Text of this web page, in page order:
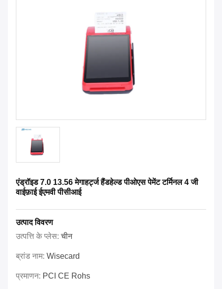
एंड्रॉइड 7.0 13.56 मेगाहर्ट्ज हैंडहेल्ड पीओएस पेमेंट टर्मिनल 4 जी
वाईफ़ाई ईएमवी पीसीआई
उत्पाद विवरण
उत्पत्ति के प्लेस:चीन
ब्रांड नाम: Wisecard
प्रमाणन: PCI CE Rohs